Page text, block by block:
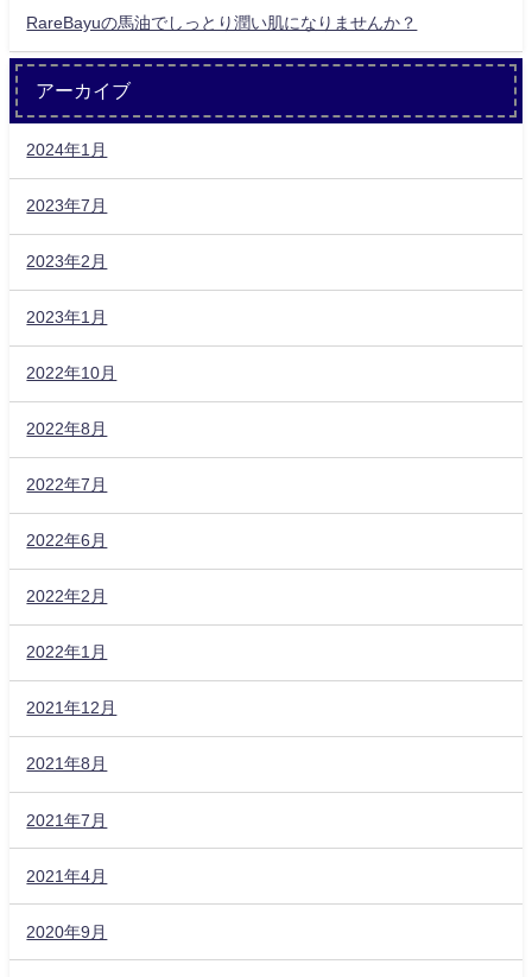
RareBayuの馬油でしっとり潤い肌になりませんか？
アーカイブ
2024年1月
2023年7月
2023年2月
2023年1月
2022年10月
2022年8月
2022年7月
2022年6月
2022年2月
2022年1月
2021年12月
2021年8月
2021年7月
2021年4月
2020年9月